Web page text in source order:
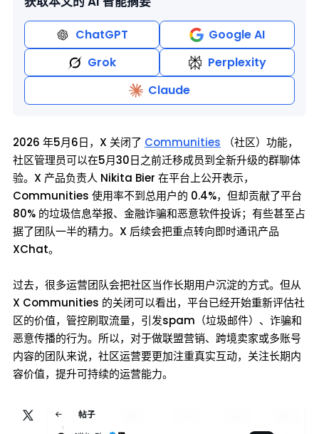
ChatGPT
Google AI
Grok
Perplexity
Claude
2026 年5月6日，X 关闭了 Communities （社区）功能，
社区管理员可以在5月30日之前迁移成员到全新升级的群聊体
验。X 产品负责人 Nikita Bier 在平台上公开表示，
Communities 使用率不到总用户的 0.4%，但却贡献了平台
80% 的垃圾信息举报、金融诈骗和恶意软件投诉；有些甚至占
据了团队一半的精力。X 后续会把重点转向即时通讯产品
XChat。
过去，很多运营团队会把社区当作长期用户沉淀的方式。但从
X Communities 的关闭可以看出，平台已经开始重新评估社
区的价值，管控刷取流量，引发spam（垃圾邮件）、诈骗和
恶意传播的行为。所以，对于做联盟营销、跨境卖家或多账号
内容的团队来说，社区运营要更加注重真实互动，关注长期内
容价值，提升可持续的运营能力。